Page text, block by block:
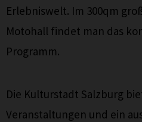
Erlebniswelt. Im 300qm
Motohall findet man das
Programm.
Die Kulturstadt Salzburg
Veranstaltungen und ein